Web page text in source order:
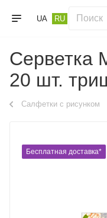
UA RU
Серветка
20 шт.
Салфетки с рисунком
Бесплатная доставка*